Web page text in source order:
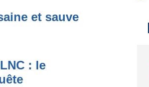
et sauve
: le